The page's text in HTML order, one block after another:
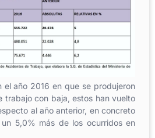
el año 2016 en que se produjeron
trabajo con baja, estos han vuelto
al año anterior, en concreto
5,0% más de los ocurridos en